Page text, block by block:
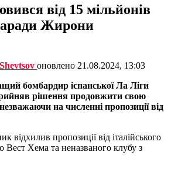
від 15 мільйонів
Жирони
оновлено 21.08.2024, 13:03
бомбардир іспанської Ла Ліги
рішення продовжити свою
на численні пропозиції від
відхилив пропозиції від італійського
Вест Хема та неназваного клубу з